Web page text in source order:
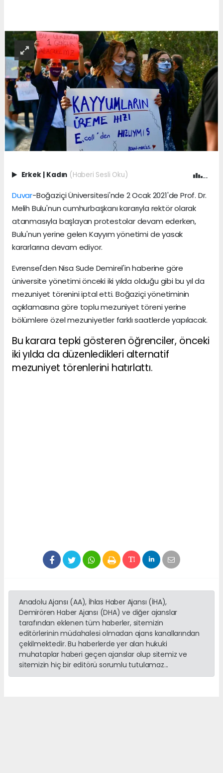
Erkek | Kadın (Haberi Sesli Oku)
Duvar-Boğaziçi Üniversitesi'nde 2 Ocak 2021'de Prof. Dr.
Melih Bulu'nun cumhurbaşkanı kararıyla rektör olarak
atanmasıyla başlayan protestolar devam ederken,
Bulu'nun yerine gelen Kayyım yönetimi de yasak
kararlarına devam ediyor.
Evrensel'den Nisa Sude Demirel'in haberine göre
üniversite yönetimi önceki iki yılda olduğu gibi bu yıl da
mezuniyet törenini iptal etti. Boğaziçi yönetiminin
açıklamasına göre toplu mezuniyet töreni yerine
bölümlere özel mezuniyetler farklı saatlerde yapılacak.
Bu karara tepki gösteren öğrenciler, önceki
iki yılda da düzenledikleri alternatif
mezuniyet törenlerini hatırlattı.
Anadolu Ajansı (AA), İhlas Haber Ajansı (İHA),
Demirören Haber Ajansı (DHA) ve diğer ajanslar
tarafından eklenen tüm haberler, sitemizin
editörlerinin müdahalesi olmadan ajans kanallarından
çekilmektedir. Bu haberlerde yer alan hukuki
muhataplar haberi geçen ajanslar olup sitemiz ve
sitemizin hiç bir editörü sorumlu tutulamaz...